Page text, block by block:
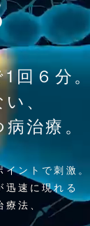
回６分。
、
治療。
ントで刺激。
迅速に現れる
法、